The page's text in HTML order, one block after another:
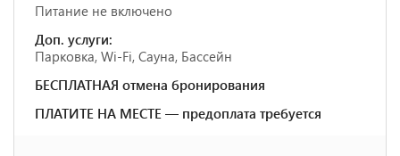
Питание не включено
Доп. услуги:
Парковка, Wi-Fi, Сауна, Бассейн
БЕСПЛАТНАЯ отмена бронирования
ПЛАТИТЕ НА МЕСТЕ — предоплата требуется